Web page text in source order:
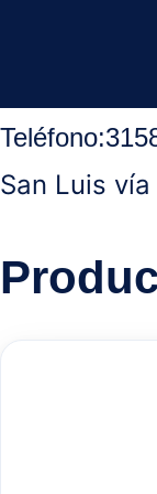
Teléfono:
San Luis